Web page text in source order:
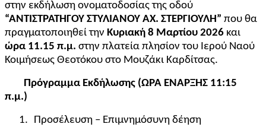
στην εκδήλωση ονοματοδοσίας της οδού
“ΑΝΤΙΣΤΡΑΤΗΓΟΥ ΣΤΥΛΙΑΝΟΥ ΑΧ. ΣΤΕΡΓΙΟΥΛΗ” που θα
πραγματοποιηθεί την Κυριακή 8 Μαρτίου 2026 και
ώρα 11.15 π.μ. στην πλατεία πλησίον του Ιερού Ναού
Κοιμήσεως Θεοτόκου στο Μουζάκι Καρδίτσας.
Πρόγραμμα Εκδήλωσης (ΩΡΑ ΕΝΑΡΞΗΣ 11:15
π.μ.)
1. Προσέλευση – Επιμνημόσυνη δέηση